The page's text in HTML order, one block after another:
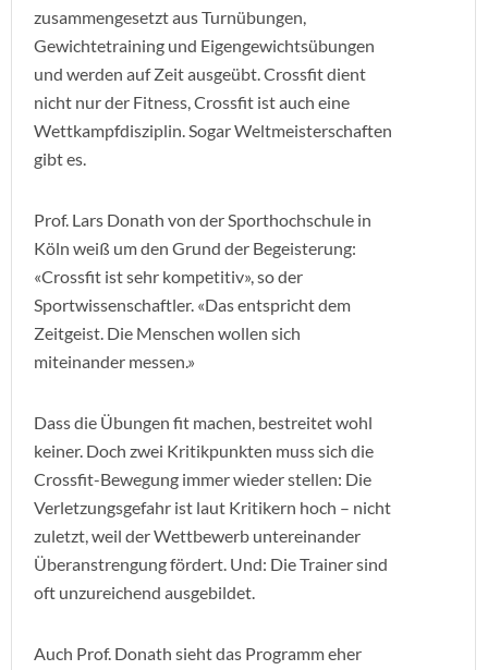
zusammengesetzt aus Turnübungen,
Gewichtetraining und Eigengewichtsübungen
und werden auf Zeit ausgeübt. Crossfit dient
nicht nur der Fitness, Crossfit ist auch eine
Wettkampfdisziplin. Sogar Weltmeisterschaften
gibt es.
Prof. Lars Donath von der Sporthochschule in
Köln weiß um den Grund der Begeisterung:
«Crossfit ist sehr kompetitiv», so der
Sportwissenschaftler. «Das entspricht dem
Zeitgeist. Die Menschen wollen sich
miteinander messen.»
Dass die Übungen fit machen, bestreitet wohl
keiner. Doch zwei Kritikpunkten muss sich die
Crossfit-Bewegung immer wieder stellen: Die
Verletzungsgefahr ist laut Kritikern hoch – nicht
zuletzt, weil der Wettbewerb untereinander
Überanstrengung fördert. Und: Die Trainer sind
oft unzureichend ausgebildet.
Auch Prof. Donath sieht das Programm eher